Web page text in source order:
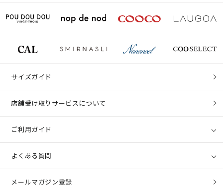
サイズガイド
店舗受け取りサービスについて
ご利用ガイド
よくある質問
メールマガジン登録